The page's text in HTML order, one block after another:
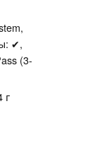
✔,
(3-
г